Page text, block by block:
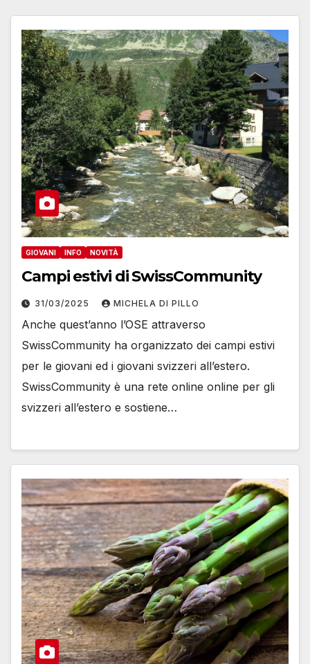
GIOVANI INFO NOVITÀ
Campi estivi di SwissCommunity
31/03/2025 MICHELA DI PILLO
Anche quest’anno l’OSE attraverso
SwissCommunity ha organizzato dei campi estivi
per le giovani ed i giovani svizzeri all’estero.
SwissCommunity è una rete online online per gli
svizzeri all’estero e sostiene…